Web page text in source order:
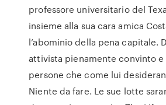
professore universitario del
insieme alla sua cara amica
l’abominio della pena capitale.
attivista pienamente convinto
persone che come lui
Niente da fare. Le sue lotte